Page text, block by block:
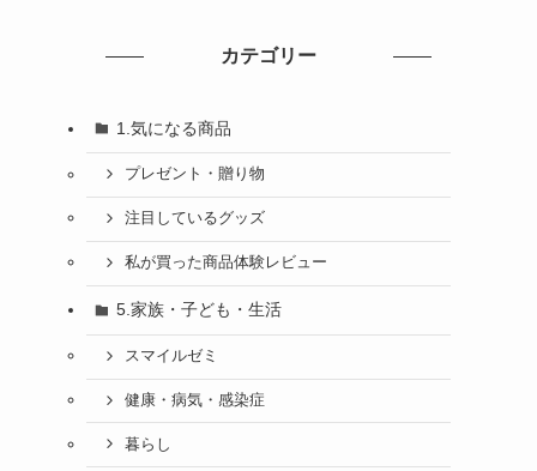
カテゴリー
1.気になる商品
プレゼント・贈り物
注目しているグッズ
私が買った商品体験レビュー
5.家族・子ども・生活
スマイルゼミ
健康・病気・感染症
暮らし